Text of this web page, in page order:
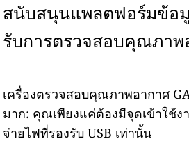
สนับสนุนแพลตฟอร์มข้อ
รับการตรวจสอบคุณภา
เครื่องตรวจสอบคุณภาพอากาศ
มาก: คุณเพียงแค่ต้องมีจุดเข้าใช้
จ่ายไฟที่รองรับ USB เท่านั้น